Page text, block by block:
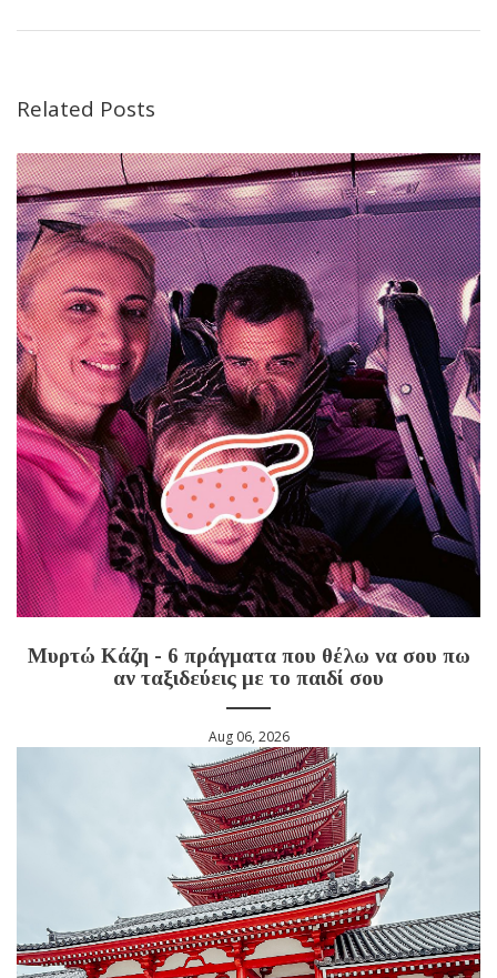
Related Posts
Μυρτώ Κάζη - 6 πράγματα που θέλω να σου πω
αν ταξιδεύεις με το παιδί σου
Aug 06, 2026